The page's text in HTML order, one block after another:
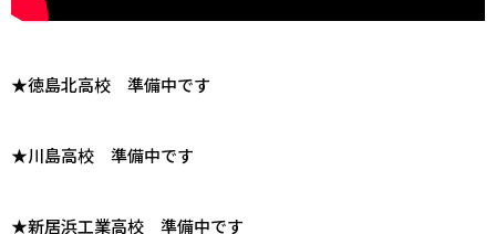
★徳島北高校 準備中です
★川島高校 準備中です
★新居浜工業高校 準備中です